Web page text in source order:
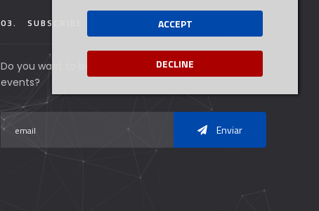
ACCEPT
DECLINE
03. SUBSCRIBE TO THE NEWSLETTER
Do you want to be updated on all our products and
events?
Enviar